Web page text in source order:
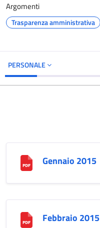
Argomenti
Trasparenza amministrativa
PERSONALE
Gennaio 2015
Febbraio 2015